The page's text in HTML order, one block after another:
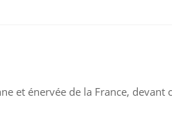
et énervée de la France,